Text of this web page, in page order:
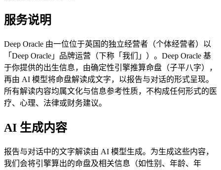
服务说明
Deep Oracle 由一位位于英国的独立经营者（个体经营者）以
「Deep Oracle」品牌运营（下称「我们」）。Deep Oracle 基
于你提供的出生信息，由确定性引擎推算命盘（子平八字），
再由 AI 模型将命盘解读成文字，以报告与对话的形式呈现。
所有解读内容均属文化与信息参考性质，不构成任何形式的医
疗、心理、法律或财务建议。
AI 生成内容
报告与对话中的文字解读由 AI 模型生成。为生成这些内容，
我们会将引擎算出的命盘及相关信息（如性别、年龄、年